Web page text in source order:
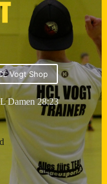
Vogt Shop
Damen 28:23